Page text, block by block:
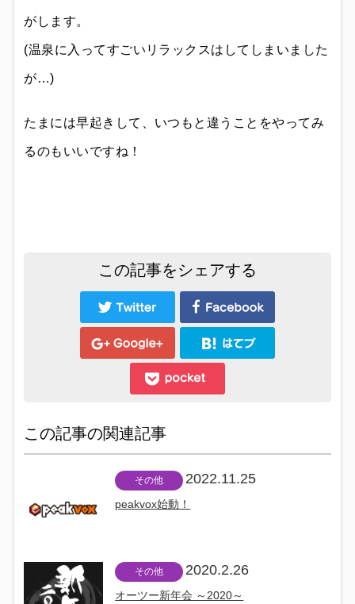
がします。
(温泉に入ってすごいリラックスはしてしまいました
が…)
たまには早起きして、いつもと違うことをやってみ
るのもいいですね！
この記事をシェアする
この記事の関連記事
その他 2022.11.25
peakvox始動！
その他 2020.2.26
オーツー新年会 ～2020～